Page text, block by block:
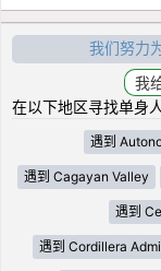
我们努力
在以下地区寻找单身
遇到
遇到 Cagayan Valley
遇到
遇到 Cordillera